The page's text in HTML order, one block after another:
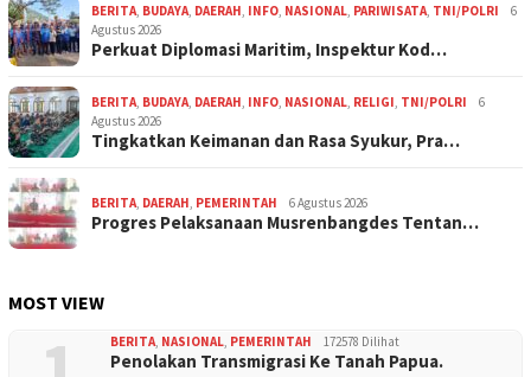
BERITA BUDAYA DAERAH INFO NASIONAL PARIWISATA TNI/POLRI
6
Agustus 2026
Perkuat Diplomasi Maritim, Inspektur Kod…
BERITA BUDAYA DAERAH INFO NASIONAL RELIGI TNI/POLRI
6
Agustus 2026
Tingkatkan Keimanan dan Rasa Syukur, Pra…
BERITA DAERAH PEMERINTAH 6 Agustus 2026
Progres Pelaksanaan Musrenbangdes Tentan…
MOST VIEW
BERITA NASIONAL PEMERINTAH 172578 Dilihat
Penolakan Transmigrasi Ke Tanah Papua.